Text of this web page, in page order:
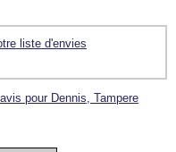
liste d'envies
pour Dennis, Tampere